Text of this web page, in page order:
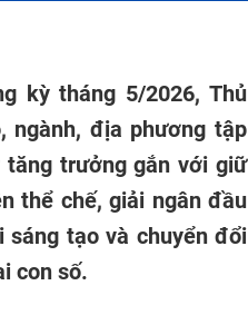
kỳ tháng 5/2026, Thủ
ngành, địa phương tập
trưởng gắn với giữ
thể chế, giải ngân đầu
tạo và chuyển đổi
con số.